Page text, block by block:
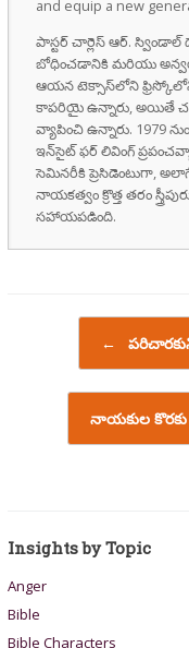
and equip a new
పాస్టర్ చార్లెస్ ఆర్. స్విండాల్
బోధించడానికి మరియు
ఆయన టెక్సాస్‌లోని ఫ్రిస్కోలోని
కాపరియై ఉన్నారు, అయితే
వ్యాపించి ఉన్నారు. 1979
ఇన్‌సైట్ ఫర్ లివింగ్
సెమినరీకి ప్రెసిడెంటుగా,
నాయకత్వం క్రొత్త తరం
సహాయపడింది.
Post navigation
←
నాయకుల
Insights by Topic
Anger
Bible
Bible Characters